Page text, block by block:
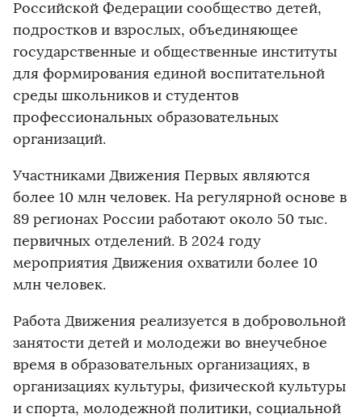
Российской Федерации сообщество детей,
подростков и взрослых, объединяющее
государственные и общественные институты
для формирования единой воспитательной
среды школьников и студентов
профессиональных образовательных
организаций.
Участниками Движения Первых являются
более 10 млн человек. На регулярной основе в
89 регионах России работают около 50 тыс.
первичных отделений. В 2024 году
мероприятия Движения охватили более 10
млн человек.
Работа Движения реализуется в добровольной
занятости детей и молодежи во внеучебное
время в образовательных организациях, в
организациях культуры, физической культуры
и спорта, молодежной политики, социальной